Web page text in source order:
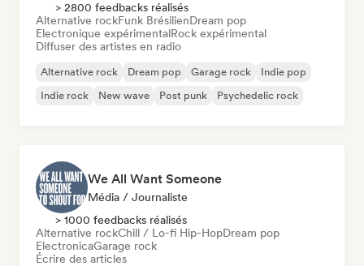
> 2800 feedbacks réalisés
Alternative rockFunk BrésilienDream pop
Electronique expérimentalRock expérimental
Diffuser des artistes en radio
Alternative rock Dream pop Garage rock
Indie pop
Indie rock
New wave Post punk Psychedelic rock
We All Want Someone
Média / Journaliste
> 1000 feedbacks réalisés
Alternative rockChill / Lo-fi Hip-HopDream pop
ElectronicaGarage rock
Écrire des articles